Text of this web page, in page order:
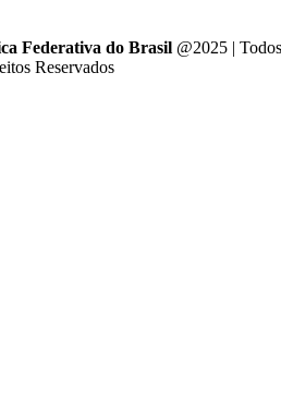
Federativa do Brasil @2025 | Todos
Reservados